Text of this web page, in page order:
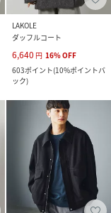
LAKOLE
ダッフルコート
6,640 円 16%OFF
603ポイント(10%ポイントバ
ック)